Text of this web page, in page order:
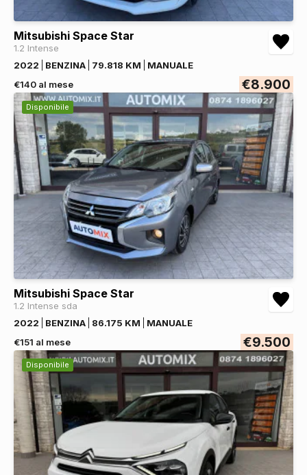
Mitsubishi Space Star
1.2 Intense
2022
BENZINA 79.818 KM
MANUALE
€140 al mese
€8.900
Disponibile
Mitsubishi Space Star
1.2 Intense sda
2022
BENZINA 86.175 KM
MANUALE
€151 al mese
€9.500
Disponibile